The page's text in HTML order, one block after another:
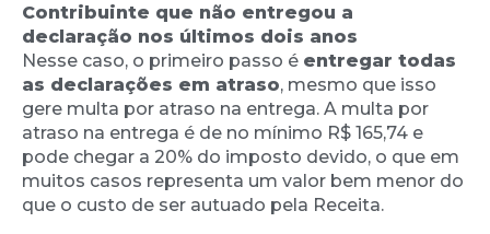
Contribuinte que não entregou a
declaração nos últimos dois anos
Nesse caso, o primeiro passo é entregar todas
as declarações em atraso, mesmo que isso
gere multa por atraso na entrega. A multa por
atraso na entrega é de no mínimo R$ 165,74 e
pode chegar a 20% do imposto devido, o que em
muitos casos representa um valor bem menor do
que o custo de ser autuado pela Receita.